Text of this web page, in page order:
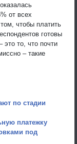
от всех
чтобы платить
готовы
это то, что почти
– такие
по стадии
платежку
под